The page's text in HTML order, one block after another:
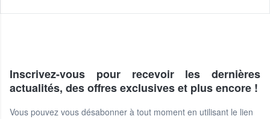
Inscrivez-vous pour recevoir les dernières
actualités, des offres exclusives et plus encore !
Vous pouvez vous désabonner à tout moment en utilisant le lien